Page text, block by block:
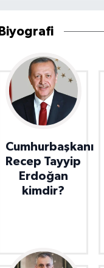
Biyografi
Cumhurbaşkanı
Recep Tayyip
Erdoğan
kimdir?